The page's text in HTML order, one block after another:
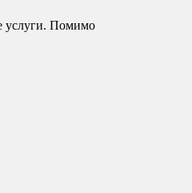
услуги. Помимо